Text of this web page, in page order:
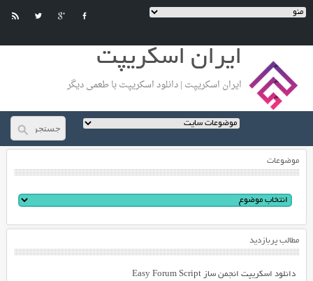
ایران اسکریپت
ایران اسکریپت | دانلود اسکریپت با طعمی دیگر
موضوعات
مطالب پربازدید
دانلود اسکریپت انجمن ساز Easy Forum Script